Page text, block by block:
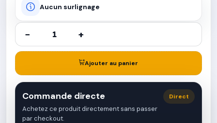
Aucun surlignage
− +
Ajouter au panier
Commande directe
Achetez ce produit directement sans passer
par checkout.
Direct